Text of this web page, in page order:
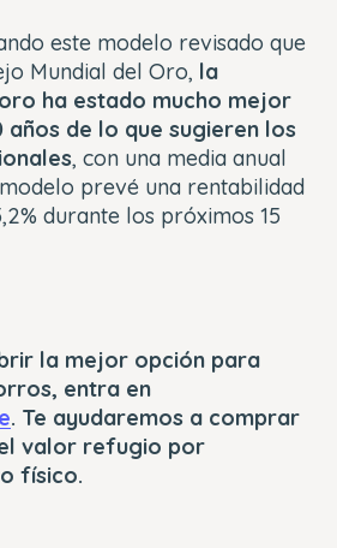
este modelo revisado que
Mundial del Oro, la
ha estado mucho mejor
años de lo que sugieren los
, con una media anual
prevé una rentabilidad
durante los próximos 15
la mejor opción para
entra en
. Te ayudaremos a comprar
valor refugio por
físico.